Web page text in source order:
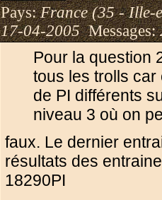
Pays:France (35 - Ille-
17-04-2005Messages:
Pour la question
tous les trolls
de PI différents
niveau 3 où on
faux. Le dernier
résultats des
18290PI